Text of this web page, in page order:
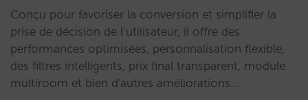
Conçu pour favoriser la conversion et simplifier la
prise de décision de l’utilisateur, il offre des
performances optimisées, personnalisation flexible,
des filtres intelligents, prix final transparent, module
multiroom et bien d'autres améliorations.…